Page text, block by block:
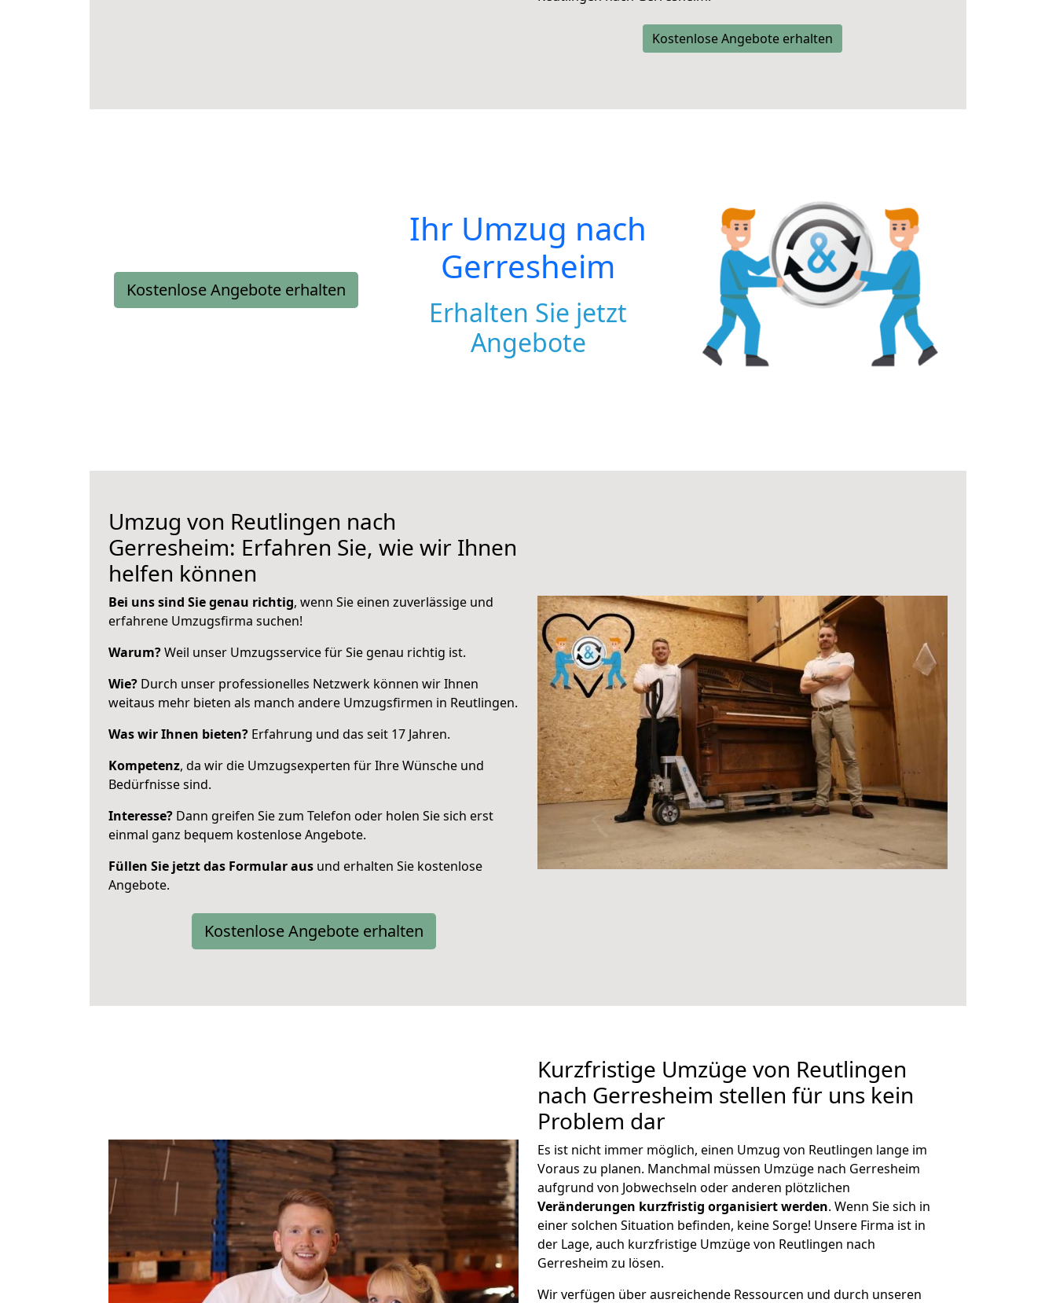
Kostenlose Angebote erhalten
Kostenlose Angebote erhalten
Ihr Umzug nach
Gerresheim
Erhalten Sie jetzt
Angebote
Umzug von Reutlingen nach
Gerresheim: Erfahren Sie, wie wir Ihnen
helfen können
Bei uns sind Sie genau richtig, wenn Sie einen zuverlässige und
erfahrene Umzugsfirma suchen!
Warum?Weil unser Umzugsservice für Sie genau richtig ist.
Wie? Durch unser professionelles Netzwerk können wir Ihnen
weitaus mehr bieten als manch andere Umzugsfirmen in Reutlingen.
Was wir Ihnen bieten? Erfahrung und das seit 17 Jahren.
Kompetenz, da wir die Umzugsexperten für Ihre Wünsche und
Bedürfnisse sind.
Interesse? Dann greifen Sie zum Telefon oder holen Sie sich erst
einmal ganz bequem kostenlose Angebote.
Füllen Sie jetzt das Formular aus und erhalten Sie kostenlose
Angebote.
Kostenlose Angebote erhalten
Kurzfristige Umzüge von Reutlingen
nach Gerresheim stellen für uns kein
Problem dar
Es ist nicht immer möglich, einen Umzug von Reutlingen lange im
Voraus zu planen. Manchmal müssen Umzüge nach Gerresheim
aufgrund von Jobwechseln oder anderen plötzlichen
Veränderungen kurzfristig organisiert werden. Wenn Sie sich in
einer solchen Situation befinden, keine Sorge! Unsere Firma ist in
der Lage, auch kurzfristige Umzüge von Reutlingen nach
Gerresheim zu lösen.
Wir verfügen über ausreichende Ressourcen und durch unseren